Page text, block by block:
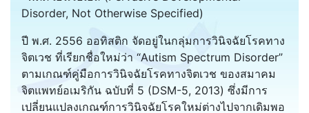
Disorder, Not Otherwise Specified)
ปี พ.ศ. 2556 ออทิสติก จัดอยู่ในกลุ่มการวินิจฉัยโรคทาง
จิตเวช ที่เรียกชื่อใหม่ว่า “Autism Spectrum Disorder”
ตามเกณฑ์คู่มือการวินิจฉัยโรคทางจิตเวช ของสมาคม
จิตแพทย์อเมริกัน ฉบับที่ 5 (DSM-5, 2013) ซึ่งมีการ
เปลี่ยนแปลงเกณฑ์การวินิจฉัยโรคใหม่ต่างไปจากเดิมพอ